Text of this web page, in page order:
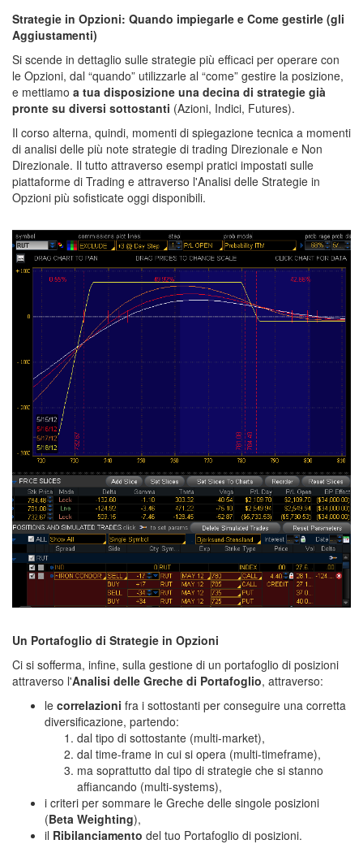
Strategie in Opzioni: Quando impiegarle e Come gestirle (gli
Aggiustamenti)
Si scende in dettaglio sulle strategie più efficaci per operare con
le Opzioni, dal “quando” utilizzarle al “come” gestire la posizione,
e mettiamo a tua disposizione una decina di strategie già
pronte su diversi sottostanti (Azioni, Indici, Futures).
Il corso alterna, quindi, momenti di spiegazione tecnica a momenti
di analisi delle più note strategie di trading Direzionale e Non
Direzionale. Il tutto attraverso esempi pratici impostati sulle
piattaforme di Trading e attraverso l'Analisi delle Strategie in
Opzioni più sofisticate oggi disponibili.
Un Portafoglio di Strategie in Opzioni
Ci si sofferma, infine, sulla gestione di un portafoglio di posizioni
attraverso l'Analisi delle Greche di Portafoglio, attraverso:
le correlazioni fra i sottostanti per conseguire una corretta
diversificazione, partendo:
dal tipo di sottostante (multi-market),
dal time-frame in cui si opera (multi-timeframe),
ma soprattutto dal tipo di strategie che si stanno
affiancando (multi-systems),
i criteri per sommare le Greche delle singole posizioni
(Beta Weighting),
il Ribilanciamento del tuo Portafoglio di posizioni.